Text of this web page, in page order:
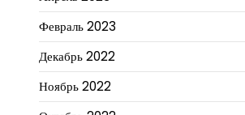
Февраль 2023
Декабрь 2022
Ноябрь 2022